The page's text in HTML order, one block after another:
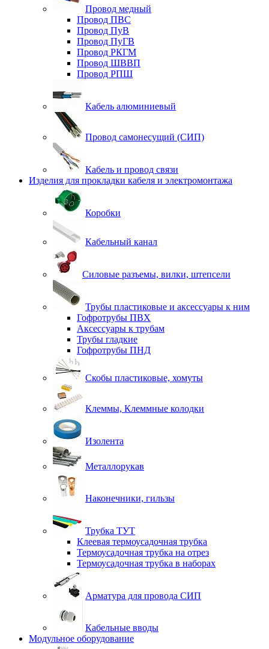
Провод медный
Провод ПВС
Провод ПуВ
Провод ПуГВ
Провод РКГМ
Провод ШВВП
Провод РПШ
Кабель алюминиевый
Провод самонесущий (СИП)
Кабель и провод связи
Изделия для прокладки кабеля и электромонтажа
Коробки
Кабельный канал
Силовые разъемы, вилки, штепсели
Трубы пластиковые и аксессуары к ним
Гофротрубы ПВХ
Аксессуары к трубам
Трубы гладкие
Гофротрубы ПНД
Скобы пластиковые, хомуты
Клеммы, Клеммные колодки
Изолента
Металлорукав
Наконечники, гильзы
Трубка ТУТ
Клеевая термоусадочная трубка
Термоусадочная трубка на отрез
Термоусадочная трубка в наборах
Арматура для провода СИП
Кабельные вводы
Модульное оборудование